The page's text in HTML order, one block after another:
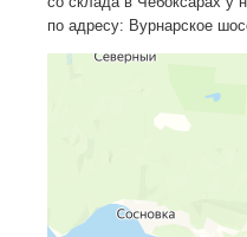
по адресу: Вурнарское